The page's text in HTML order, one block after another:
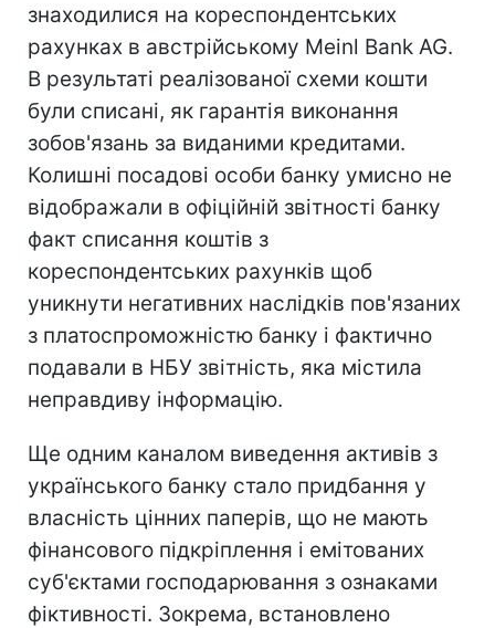
знаходилися на кореспондентських
рахунках в австрійському Meinl Bank AG.
В результаті реалізованої схеми кошти
були списані, як гарантія виконання
зобов'язань за виданими кредитами.
Колишні посадові особи банку умисно не
відображали в офіційній звітності банку
факт списання коштів з
кореспондентських рахунків щоб
уникнути негативних наслідків пов'язаних
з платоспроможністю банку і фактично
подавали в НБУ звітність, яка містила
неправдиву інформацію.
Ще одним каналом виведення активів з
українського банку стало придбання у
власність цінних паперів, що не мають
фінансового підкріплення і емітованих
суб'єктами господарювання з ознаками
фіктивності. Зокрема, встановлено